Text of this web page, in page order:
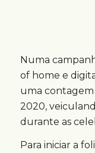
Numa
of home e
uma contagem
2020,
durante as
Para iniciar a